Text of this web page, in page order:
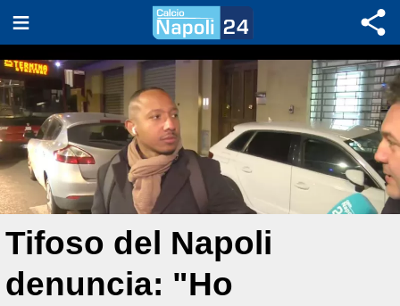
Tifoso del Napoli
denuncia: "Ho